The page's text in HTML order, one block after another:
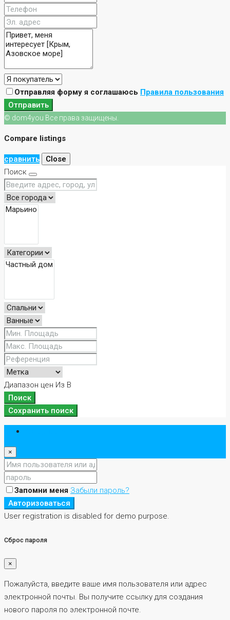
Отправляя форму я соглашаюсь Правила пользования
Отправить
© dom4you Все права защищены.
Compare listings
сравнить
Close
Поиск
Диапазон цен Из В
Поиск
Сохранить поиск
×
Запомни меня Забыли пароль?
Авторизоваться
User registration is disabled for demo purpose.
Сброс пароля
×
Пожалуйста, введите ваше имя пользователя или адрес
электронной почты. Вы получите ссылку для создания
нового пароля по электронной почте.